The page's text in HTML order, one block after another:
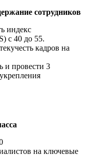
сотрудников
индекс
с 40 до 55.
кадров на
и провести 3
на ключевые